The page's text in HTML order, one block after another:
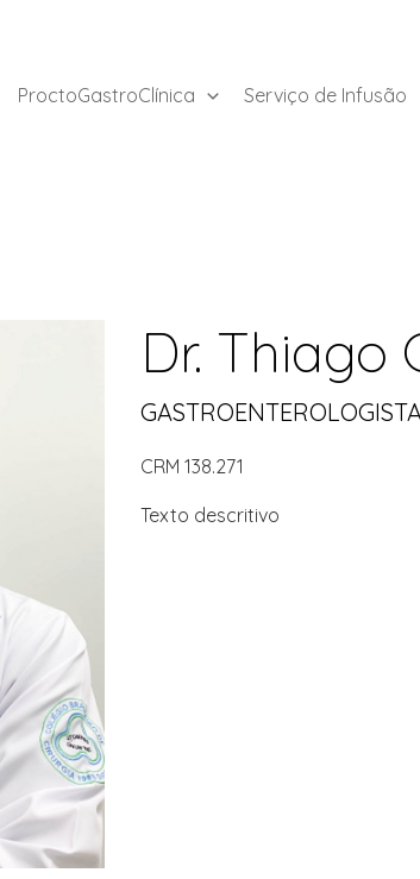
ProctoGastroClínica Serviço de Infusão
Dr. Thiago
CRM 138.271
Texto descritivo